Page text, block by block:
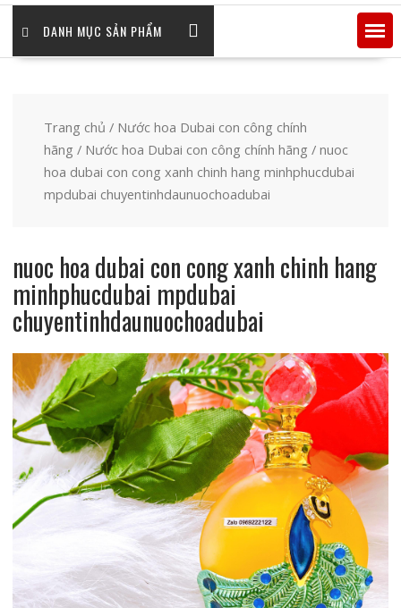
DANH MỤC SẢN PHẨM
Trang chủ / Nước hoa Dubai con công chính
hãng / Nước hoa Dubai con công chính hãng / nuoc
hoa dubai con cong xanh chinh hang minhphucdubai
mpdubai chuyentinhdaunuochoadubai
nuoc hoa dubai con cong xanh chinh hang
minhphucdubai mpdubai
chuyentinhdaunuochoadubai